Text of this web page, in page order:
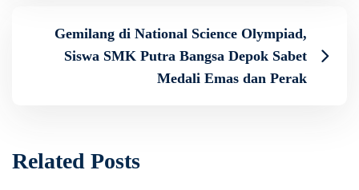
Gemilang di National Science Olympiad,
Siswa SMK Putra Bangsa Depok Sabet
Medali Emas dan Perak
Related Posts